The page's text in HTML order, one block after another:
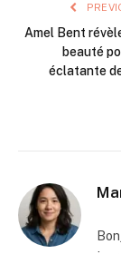
Amel Bent
beauté
éclatante